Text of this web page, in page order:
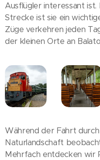
Ausflügler interessant
Strecke ist sie ein
Züge verkehren jeden
der kleinen Orte an
Während der Fahrt
Naturlandschaft
Mehrfach entdecken wir